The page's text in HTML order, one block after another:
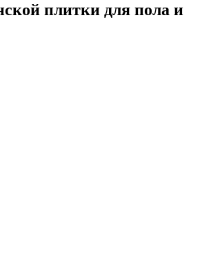
плитки для пола и